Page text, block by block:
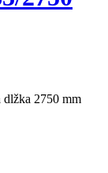
dlžka 2750 mm